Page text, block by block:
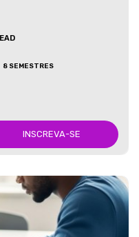
EAD
8 SEMESTRES
INSCREVA-SE